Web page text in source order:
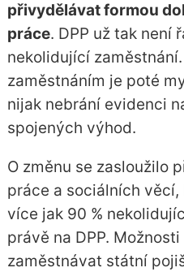
přivydělávat formou
práce. DPP už tak není
nekolidující
zaměstnáním je poté
nijak nebrání evidenci
spojených výhod.
O změnu se zasloužilo
práce a sociálních
více jak 90 %
právě na DPP.
zaměstnávat státní